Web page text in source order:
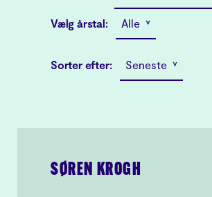
Vælg årstal: Alle ˅
Sorter efter: Seneste ˅
SØREN KROGH